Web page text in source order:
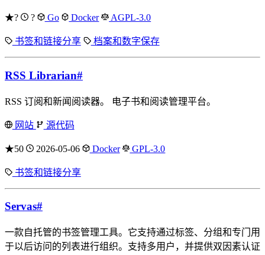
★? ? Go Docker AGPL-3.0
书签和链接分享 档案和数字保存
RSS Librarian#
RSS 订阅和新闻阅读器。 电子书和阅读管理平台。
网站 源代码
★50 2026-05-06 Docker GPL-3.0
书签和链接分享
Servas#
一款自托管的书签管理工具。它支持通过标签、分组和专门用
于以后访问的列表进行组织。支持多用户，并提供双因素认证